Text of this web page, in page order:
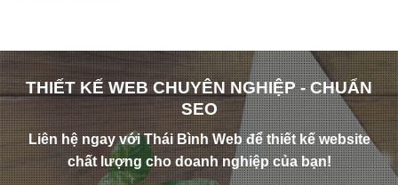
THIẾT KẾ WEB CHUYÊN NGHIỆP - CHUẨN
SEO
Liên hệ ngay với Thái Bình Web để thiết kế website
chất lượng cho doanh nghiệp của bạn!